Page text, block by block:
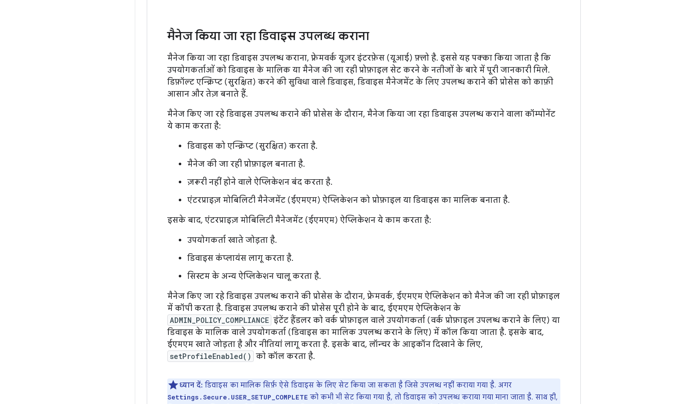
मैनेज किया जा रहा डिवाइस उपलब्ध कराना
मैनेज किया जा रहा डिवाइस उपलब्ध कराना, फ़्रेमवर्क यूज़र इंटरफ़ेस (यूआई) फ़्लो है. इससे यह पक्का किया जाता है कि
उपयोगकर्ताओं को डिवाइस के मालिक या मैनेज की जा रही प्रोफ़ाइल सेट करने के नतीजों के बारे में पूरी जानकारी मिले.
डिफ़ॉल्ट एन्क्रिप्ट (सुरक्षित) करने की सुविधा वाले डिवाइस, डिवाइस मैनेजमेंट के लिए उपलब्ध कराने की प्रोसेस को काफ़ी
आसान और तेज़ बनाते हैं.
मैनेज किए जा रहे डिवाइस उपलब्ध कराने की प्रोसेस के दौरान, मैनेज किया जा रहा डिवाइस उपलब्ध कराने वाला कॉम्पोनेंट
ये काम करता है:
डिवाइस को एन्क्रिप्ट (सुरक्षित) करता है.
मैनेज की जा रही प्रोफ़ाइल बनाता है.
ज़रूरी नहीं होने वाले ऐप्लिकेशन बंद करता है.
एंटरप्राइज़ मोबिलिटी मैनेजमेंट (ईएमएम) ऐप्लिकेशन को प्रोफ़ाइल या डिवाइस का मालिक बनाता है.
इसके बाद, एंटरप्राइज़ मोबिलिटी मैनेजमेंट (ईएमएम) ऐप्लिकेशन ये काम करता है:
उपयोगकर्ता खाते जोड़ता है.
डिवाइस कंप्लायंस लागू करता है.
सिस्टम के अन्य ऐप्लिकेशन चालू करता है.
मैनेज किए जा रहे डिवाइस उपलब्ध कराने की प्रोसेस के दौरान, फ़्रेमवर्क, ईएमएम ऐप्लिकेशन को मैनेज की जा रही प्रोफ़ाइल
में कॉपी करता है. डिवाइस उपलब्ध कराने की प्रोसेस पूरी होने के बाद, ईएमएम ऐप्लिकेशन के
ADMIN_POLICY_COMPLIANCE इंटेंट हैंडलर को वर्क प्रोफ़ाइल वाले उपयोगकर्ता (वर्क प्रोफ़ाइल उपलब्ध कराने के लिए) या
डिवाइस के मालिक वाले उपयोगकर्ता (डिवाइस का मालिक उपलब्ध कराने के लिए) में कॉल किया जाता है. इसके बाद,
ईएमएम खाते जोड़ता है और नीतियां लागू करता है. इसके बाद, लॉन्चर के आइकॉन दिखाने के लिए,
setProfileEnabled() को कॉल करता है.
ध्यान दें: डिवाइस का मालिक सिर्फ़ ऐसे डिवाइस के लिए सेट किया जा सकता है जिसे उपलब्ध नहीं कराया गया है. अगर
Settings.Secure.USER_SETUP_COMPLETE को कभी भी सेट किया गया है, तो डिवाइस को उपलब्ध कराया गया माना जाता है. साथ ही,